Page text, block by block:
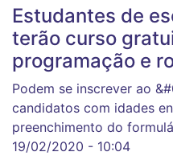
Estudantes de
terão curso
programação e
Podem se inscrever ao
candidatos com idades
preenchimento do
19/02/2020 - 10:04